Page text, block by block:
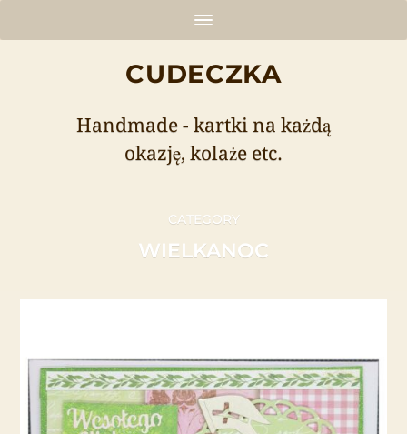
CUDECZKA
Handmade - kartki na każdą
okazję, kolaże etc.
CATEGORY
WIELKANOC